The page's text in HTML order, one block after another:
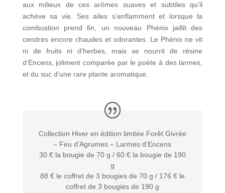
aux milieux de ces arômes suaves et subtiles qu’il
achève sa vie. Ses ailes s’enflamment et lorsque la
combustion prend fin, un nouveau Phénix jaillit des
cendres encore chaudes et odorantes. Le Phénix ne vit
ni de fruits ni d’herbes, mais se nourrit de résine
d’Encens, joliment comparée par le poète à des larmes,
et du suc d’une rare plante aromatique.
Collection Hiver en édition limitée Forêt Givrée
– Feu d’Agrumes – Larmes d’Encens
30 € la bougie de 70 g / 60 € la bougie de 190
g
88 € le coffret de 3 bougies de 70 g / 176 € le
coffret de 3 bougies de 190 g